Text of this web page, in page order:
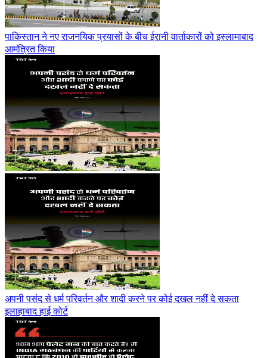
पाकिस्तान ने नए राजनयिक प्रयासों के बीच ईरानी वार्ताकारों को इस्लामाबाद
आमंत्रित किया
अपनी पसंद से धर्म परिवर्तन और शादी करने पर कोई दखल नहीं दे सकता
इलाहाबाद हाई कोर्ट